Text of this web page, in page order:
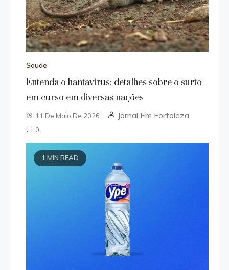
Saude
Entenda o hantavírus: detalhes sobre o surto
em curso em diversas nações
11 De Maio De 2026 Jornal Em Fortaleza
0
1 MIN READ